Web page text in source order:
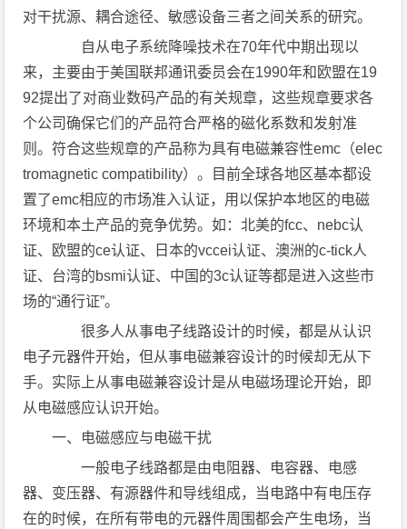
对干扰源、耦合途径、敏感设备三者之间关系的研究。
自从电子系统降噪技术在70年代中期出现以
来，主要由于美国联邦通讯委员会在1990年和欧盟在19
92提出了对商业数码产品的有关规章，这些规章要求各
个公司确保它们的产品符合严格的磁化系数和发射准
则。符合这些规章的产品称为具有电磁兼容性emc（elec
tromagnetic compatibility）。目前全球各地区基本都设
置了emc相应的市场准入认证，用以保护本地区的电磁
环境和本土产品的竞争优势。如：北美的fcc、nebc认
证、欧盟的ce认证、日本的vccei认证、澳洲的c-tick人
证、台湾的bsmi认证、中国的3c认证等都是进入这些市
场的“通行证”。
很多人从事电子线路设计的时候，都是从认识
电子元器件开始，但从事电磁兼容设计的时候却无从下
手。实际上从事电磁兼容设计是从电磁场理论开始，即
从电磁感应认识开始。
一、电磁感应与电磁干扰
一般电子线路都是由电阻器、电容器、电感
器、变压器、有源器件和导线组成，当电路中有电压存
在的时候，在所有带电的元器件周围都会产生电场，当